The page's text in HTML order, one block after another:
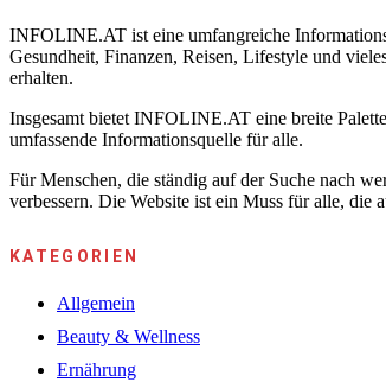
INFOLINE.AT ist eine umfangreiche
Gesundheit, Finanzen, Reisen, Lifestyle und
erhalten.
Insgesamt bietet INFOLINE.AT eine breite
umfassende Informationsquelle für alle.
Für Menschen, die ständig auf der Suche nach
verbessern. Die Website ist ein Muss für alle, die
KATEGORIEN
Allgemein
Beauty & Wellness
Ernährung